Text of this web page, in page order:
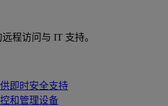
程访问与 IT 支持。
即时安全支持
和管理设备